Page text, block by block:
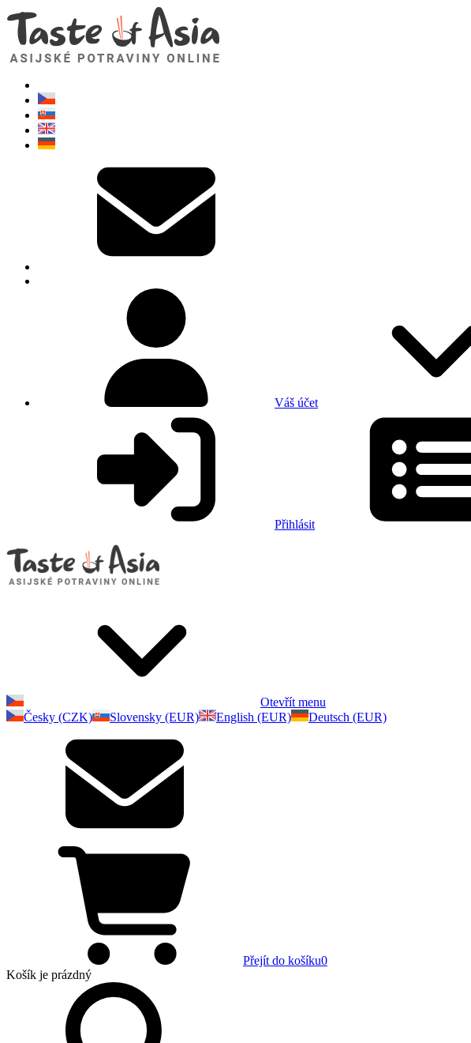
Váš účet
Přihlásit
Otevřít menu
Česky (CZK)
Slovensky (EUR) English (EUR) Deutsch (EUR)
Přejít do košíku0
Košík je prázdný